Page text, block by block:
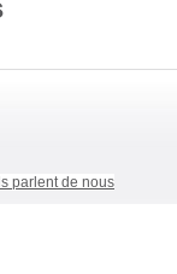
Ils parlent de nous